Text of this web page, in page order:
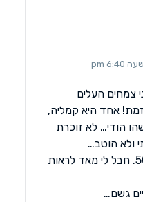
צמחים העלים
אחד היא קמליה,
הודי… לא זוכרת
ולא הוטב…
יש לי אדניות גדולות- 90 על50. חבל לי מאד לראות
גשם…